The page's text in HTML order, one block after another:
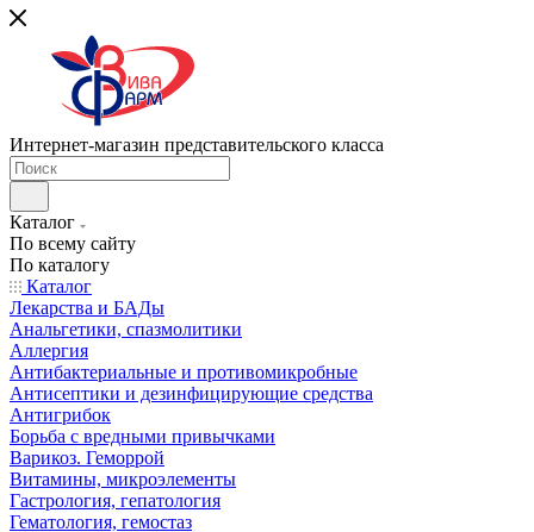
Интернет-магазин представительского класса
Каталог
По всему сайту
По каталогу
Каталог
Лекарства и БАДы
Анальгетики, спазмолитики
Аллергия
Антибактериальные и противомикробные
Антисептики и дезинфицирующие средства
Антигрибок
Борьба с вредными привычками
Варикоз. Геморрой
Витамины, микроэлементы
Гастрология, гепатология
Гематология, гемостаз